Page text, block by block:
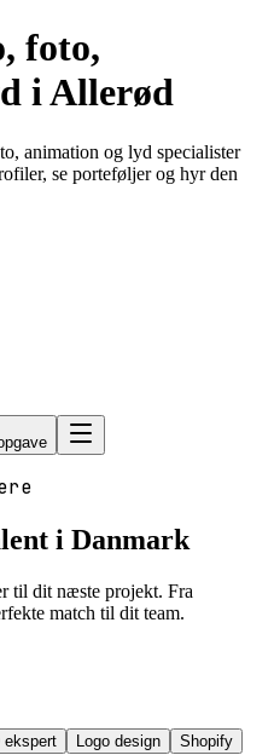
foto,
i Allerød
animation og lyd specialister
se porteføljer og hyr den
i Danmark
til dit næste projekt. Fra
match til dit team.
ekspert Logo design Shopify